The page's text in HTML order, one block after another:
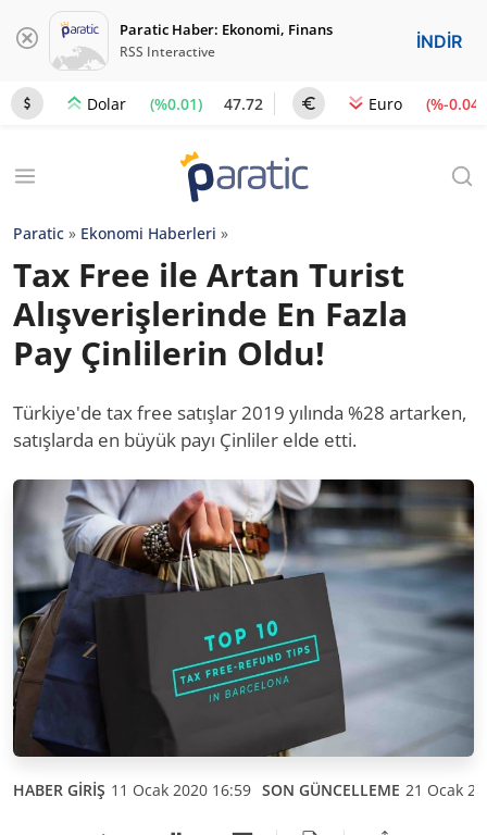
Paratic Haber: Ekonomi, Finans
RSS Interactive İNDİR
Dolar (%0.01) 47.72 Euro (%-0.04)
Paratic » Ekonomi Haberleri »
Tax Free ile Artan Turist
Alışverişlerinde En Fazla
Pay Çinlilerin Oldu!
Türkiye'de tax free satışlar 2019 yılında %28 artarken,
satışlarda en büyük payı Çinliler elde etti.
HABER GİRİŞ 11 Ocak 2020 16:59 SON GÜNCELLEME 21 Ocak